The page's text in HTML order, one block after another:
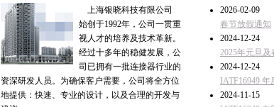
上海银晓科技有限公司
始创于1992年，公司一贯重
视人才的培养及技术革新。
经过十多年的稳健发展，公
司已拥有一批连接器行业的
资深研发人员。为确保客户需要，公司将全方位
地提供：快速、专业的设计，以及合理的开发与
2026-02-09
春节放假通知
2024-12-24
2025年元旦
2024-12-24
IATF16949
2024-11-15